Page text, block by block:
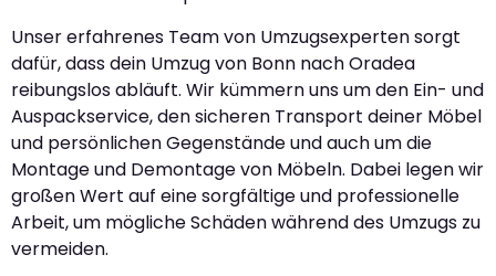
Unser erfahrenes Team von Umzugsexperten sorgt
dafür, dass dein Umzug von Bonn nach Oradea
reibungslos abläuft. Wir kümmern uns um den Ein- und
Auspackservice, den sicheren Transport deiner Möbel
und persönlichen Gegenstände und auch um die
Montage und Demontage von Möbeln. Dabei legen wir
großen Wert auf eine sorgfältige und professionelle
Arbeit, um mögliche Schäden während des Umzugs zu
vermeiden.